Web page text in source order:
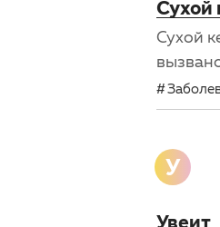
Сухой
Сухой
У